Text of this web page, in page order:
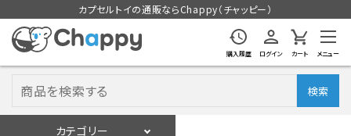
カプセルトイの通販ならChappy（チャッピー）
購入履歴 ログイン カート メニュー
検索
カテゴリー